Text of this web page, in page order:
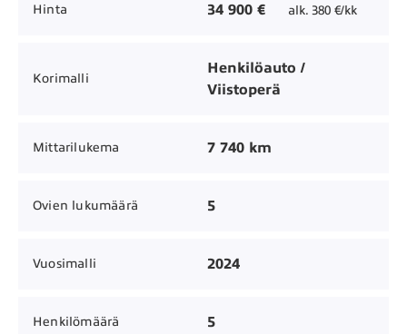
Hinta 34 900 € alk. 380 €/kk
Korimalli
Henkilöauto /
Viistoperä
Mittarilukema 7 740 km
Ovien lukumäärä 5
Vuosimalli 2024
Henkilömäärä 5